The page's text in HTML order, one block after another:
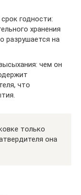
годности:
хранения
разрушается на
чем он
что
только
она